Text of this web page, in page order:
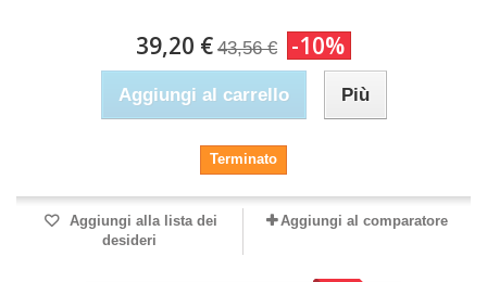
39,20 € 43,56 € -10%
Aggiungi al carrello Più
Terminato
Aggiungi alla lista dei
desideri
Aggiungi al comparatore